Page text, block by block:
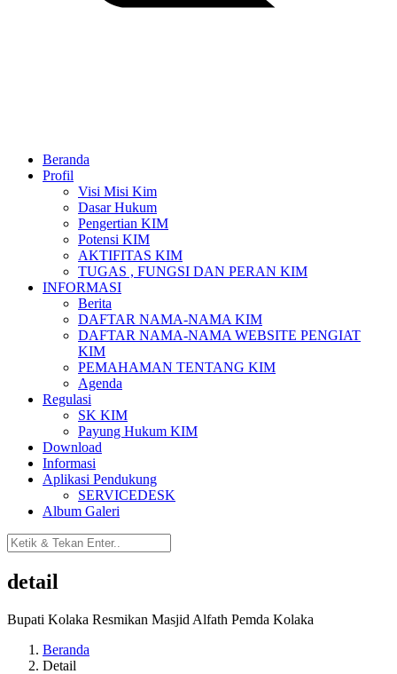
Beranda
Profil
Visi Misi Kim
Dasar Hukum
Pengertian KIM
Potensi KIM
AKTIFITAS KIM
TUGAS , FUNGSI DAN PERAN KIM
INFORMASI
Berita
DAFTAR NAMA-NAMA KIM
DAFTAR NAMA-NAMA WEBSITE PENGIAT
KIM
PEMAHAMAN TENTANG KIM
Agenda
Regulasi
SK KIM
Payung Hukum KIM
Download
Informasi
Aplikasi Pendukung
SERVICEDESK
Album Galeri
detail
Bupati Kolaka Resmikan Masjid Alfath Pemda Kolaka
Beranda
Detail